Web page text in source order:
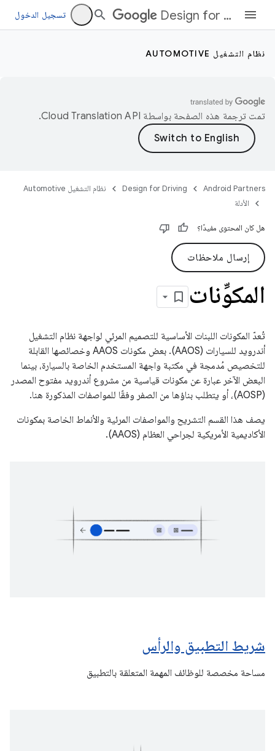
Design for Driving تسجيل الدخول
نظام التشغيل AUTOMOTIVE
تمت ترجمة هذه الصفحة بواسطة Cloud Translation API‏
.
Android Partners
Design for Driving
نظام التشغيل Automotive
الأدلة
هل كان المحتوى مفيدًا؟
إرسال ملاحظات
المكوِّنات
تُعدّ المكونات اللبنات الأساسية للتصميم المرئي لواجهة نظام التشغيل
أندرويد للسيارات (AAOS). بعض مكونات AAOS وخصائصها القابلة
للتخصيص مُدمجة في مكتبة واجهة المستخدم الخاصة بالسيارة، بينما
البعض الآخر عبارة عن مكونات قياسية من مشروع أندرويد مفتوح المصدر
(AOSP)، أو يتطلب بناؤها من الصفر وفقًا للمواصفات المذكورة هنا.
يصف هذا القسم التشريح والمواصفات المرئية والأنماط الخاصة بمكونات
الأكاديمية الأمريكية لجراحي العظام (AAOS).
شريط التطبيق والرأس
مساحة مخصصة للوظائف المهمة المتعلقة بالتطبيق